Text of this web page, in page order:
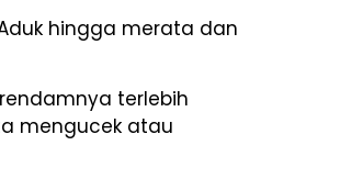
hingga merata dan
terlebih
mengucek atau